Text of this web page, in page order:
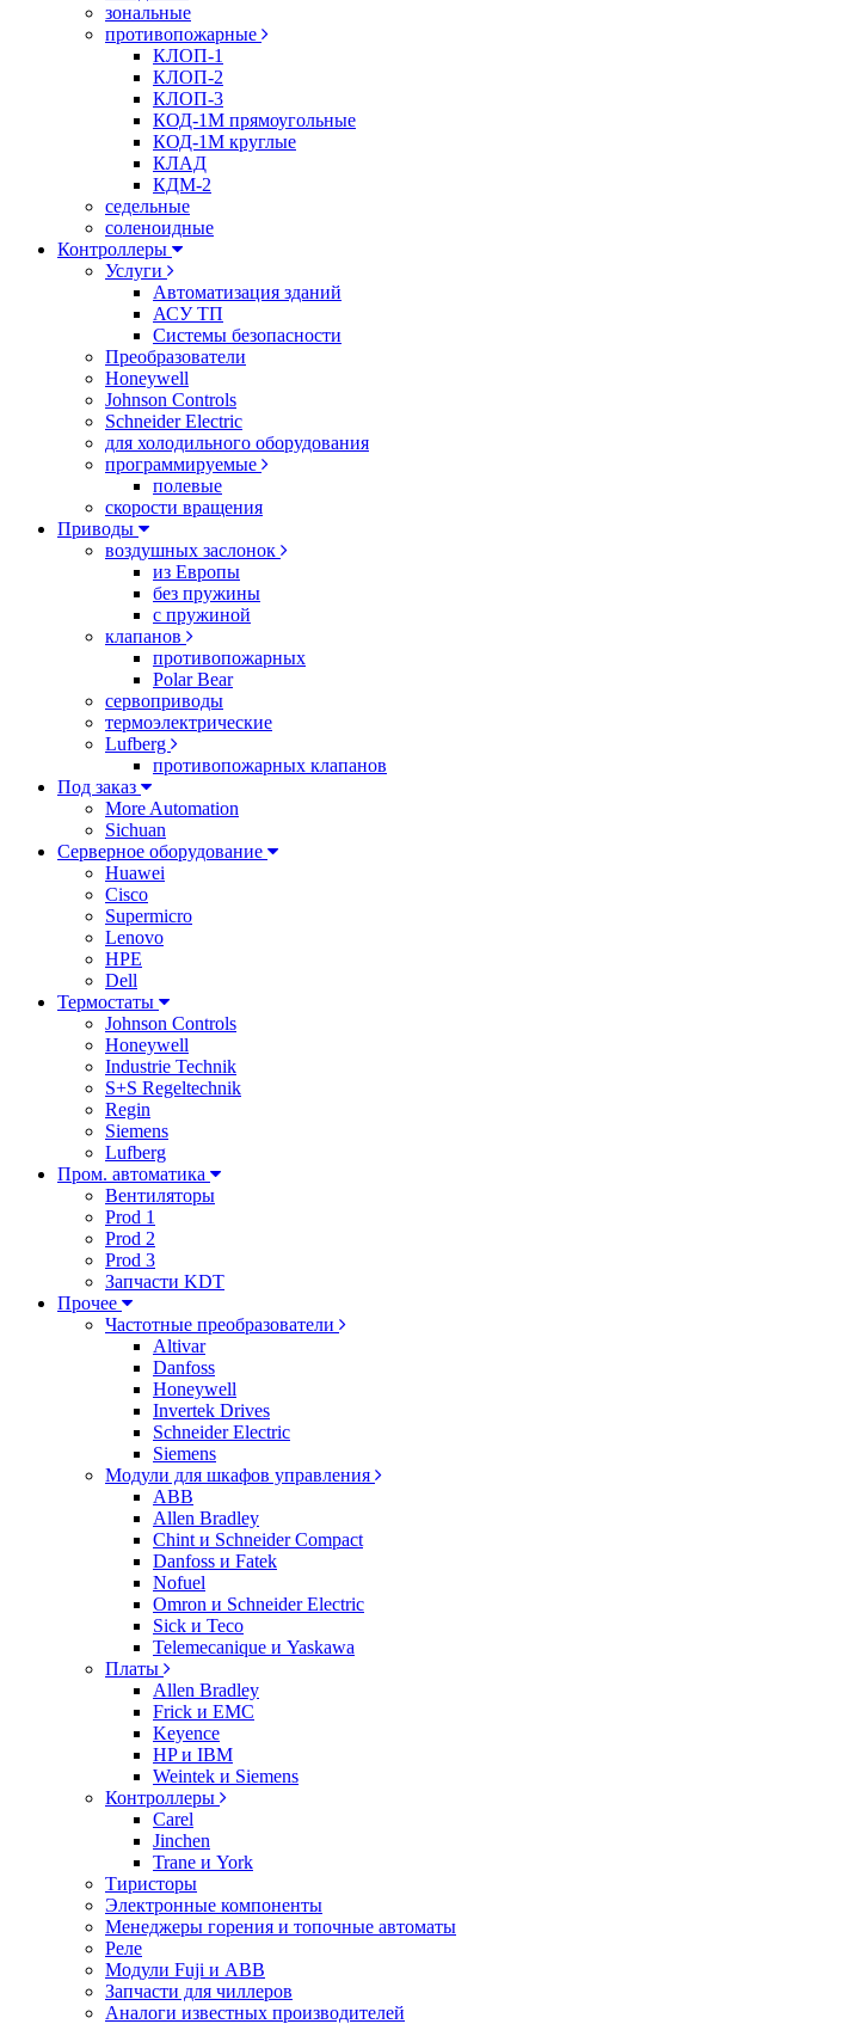
зональные
противопожарные
КЛОП-1
КЛОП-2
КЛОП-3
КОД-1М прямоугольные
КОД-1М круглые
КЛАД
КДМ-2
седельные
соленоидные
Контроллеры
Услуги
Автоматизация зданий
АСУ ТП
Системы безопасности
Преобразователи
Honeywell
Johnson Controls
Schneider Electric
для холодильного оборудования
программируемые
полевые
скорости вращения
Приводы
воздушных заслонок
из Европы
без пружины
с пружиной
клапанов
противопожарных
Polar Bear
сервоприводы
термоэлектрические
Lufberg
противопожарных клапанов
Под заказ
More Automation
Sichuan
Серверное оборудование
Huawei
Cisco
Supermicro
Lenovo
HPE
Dell
Термостаты
Johnson Controls
Honeywell
Industrie Technik
S+S Regeltechnik
Regin
Siemens
Lufberg
Пром. автоматика
Вентиляторы
Prod 1
Prod 2
Prod 3
Запчасти KDT
Прочее
Частотные преобразователи
Altivar
Danfoss
Honeywell
Invertek Drives
Schneider Electric
Siemens
Модули для шкафов управления
ABB
Allen Bradley
Chint и Schneider Compact
Danfoss и Fatek
Nofuel
Omron и Schneider Electric
Sick и Teco
Telemecanique и Yaskawa
Платы
Allen Bradley
Frick и EMC
Keyence
HP и IBM
Weintek и Siemens
Контроллеры
Carel
Jinchen
Trane и York
Тиристоры
Электронные компоненты
Менеджеры горения и топочные автоматы
Реле
Модули Fuji и ABB
Запчасти для чиллеров
Аналоги известных производителей